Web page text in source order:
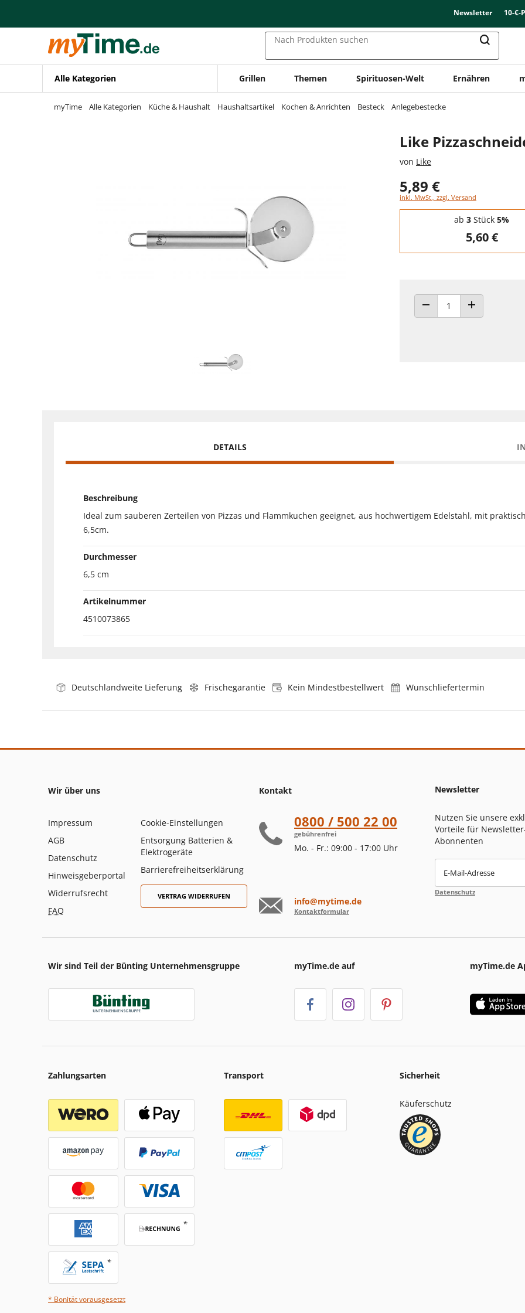
Zur Navigation springen
Zur Suche springen
Newsletter 10-€-
Nach Produkten suchen
Alle Kategorien Grillen Themen Spirituosen-Welt Ernähren
myTime Alle Kategorien Küche & Haushalt Haushaltsartikel Kochen & Anrichten Besteck Anlegebestecke
Like
von Like
5,89 €
inkl. MwSt., zzgl. Versand
Staffelpreise - Mengenrabatt
ab 3 Stück 5%
5,60 €
ANZAHL VERRINGERN
ANZAHL
DETAILS
Beschreibung
Ideal zum sauberen Zerteilen von Pizzas und Flammkuchen geeignet, aus hochwertigem Edelstahl, mit
6,5cm.
Durchmesser
6,5 cm
Artikelnummer
4510073865
Deutschlandweite Lieferung Frischegarantie Kein Mindestbestellwert Wunschliefertermin
Wir über uns
Impressum
AGB
Datenschutz
Hinweisgeberportal
Widerrufsrecht
FAQ
Cookie-Einstellungen
Entsorgung Batterien &
Elektrogeräte
Barrierefreiheitserklärung
VERTRAG WIDERRUFEN
Kontakt
0800 / 500 22 00
gebührenfrei
Mo. - Fr.: 09:00 - 17:00 Uhr
info@mytime.de
Kontaktformular
Newsletter
Nutzen Sie unsere
Vorteile für
Abonnenten
E-Mail-Adresse
Datenschutz
Wir sind Teil der Bünting Unternehmensgruppe myTime.de auf myTime.de
Zahlungsarten
* Bonität vorausgesetzt
Transport Sicherheit
Käuferschutz